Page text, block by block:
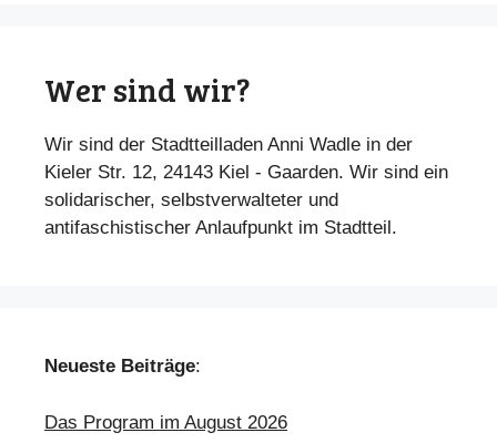
Wer sind wir?
Wir sind der Stadtteilladen Anni Wadle in der
Kieler Str. 12, 24143 Kiel - Gaarden. Wir sind ein
solidarischer, selbstverwalteter und
antifaschistischer Anlaufpunkt im Stadtteil.
Neueste Beiträge:
Das Program im August 2026